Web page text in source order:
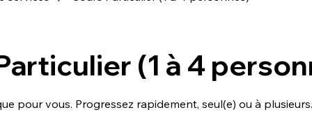
(1 à 4
pour vous. Progressez rapidement, seul(e) ou à plusieurs.